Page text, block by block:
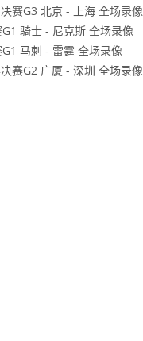
赛G3 北京 - 上海 全场录像
骑士 - 尼克斯 全场录像
马刺 - 雷霆 全场录像
赛G2 广厦 - 深圳 全场录像